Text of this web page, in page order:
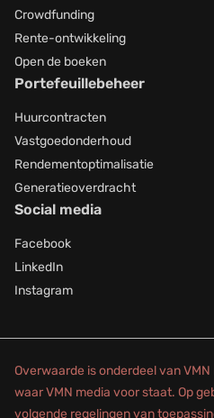
Crowdfunding
Rente-ontwikkeling
Open de boeken
Portefeuillebeheer
Huurcontracten
Vastgoedonderhoud
Rendementoptimalisatie
Generatieoverdracht
Social media
Facebook
LinkedIn
Instagram
Overwaarde is onderdeel van
waar VMN media voor staat. Op
volgende regelingen van